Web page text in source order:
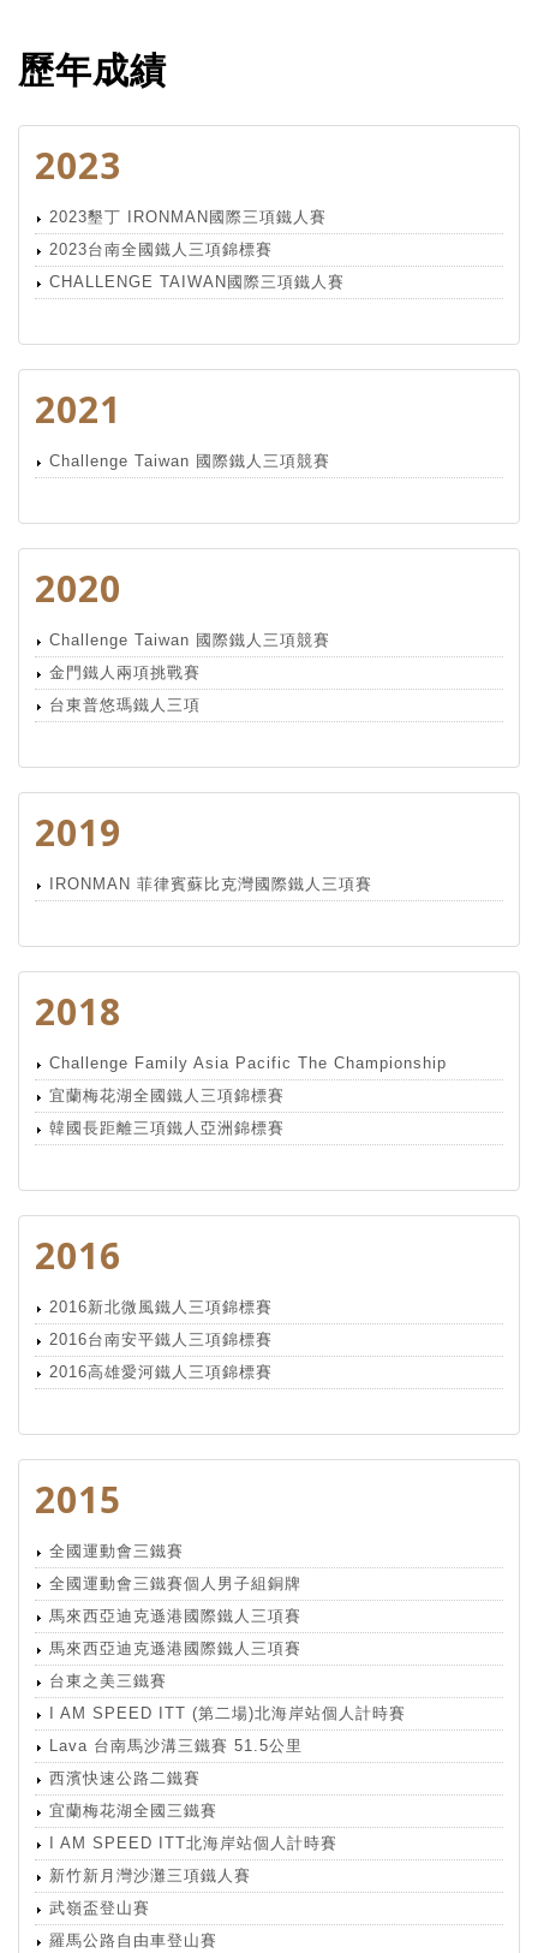
歷年成績
2023
2023墾丁 IRONMAN國際三項鐵人賽
2023台南全國鐵人三項錦標賽
CHALLENGE TAIWAN國際三項鐵人賽
2021
Challenge Taiwan 國際鐵人三項競賽
2020
Challenge Taiwan 國際鐵人三項競賽
金門鐵人兩項挑戰賽
台東普悠瑪鐵人三項
2019
IRONMAN 菲律賓蘇比克灣國際鐵人三項賽
2018
Challenge Family Asia Pacific The Championship
宜蘭梅花湖全國鐵人三項錦標賽
韓國長距離三項鐵人亞洲錦標賽
2016
2016新北微風鐵人三項錦標賽
2016台南安平鐵人三項錦標賽
2016高雄愛河鐵人三項錦標賽
2015
全國運動會三鐵賽
全國運動會三鐵賽個人男子組銅牌
馬來西亞迪克遜港國際鐵人三項賽
馬來西亞迪克遜港國際鐵人三項賽
台東之美三鐵賽
I AM SPEED ITT (第二場)北海岸站個人計時賽
Lava 台南馬沙溝三鐵賽 51.5公里
西濱快速公路二鐵賽
宜蘭梅花湖全國三鐵賽
I AM SPEED ITT北海岸站個人計時賽
新竹新月灣沙灘三項鐵人賽
武嶺盃登山賽
羅馬公路自由車登山賽